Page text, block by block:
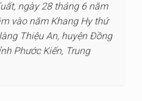
ngày 28 tháng 6 năm
vào năm Khang Hy thứ
Thiệu An, huyện Đồng
Phước Kiến, Trung